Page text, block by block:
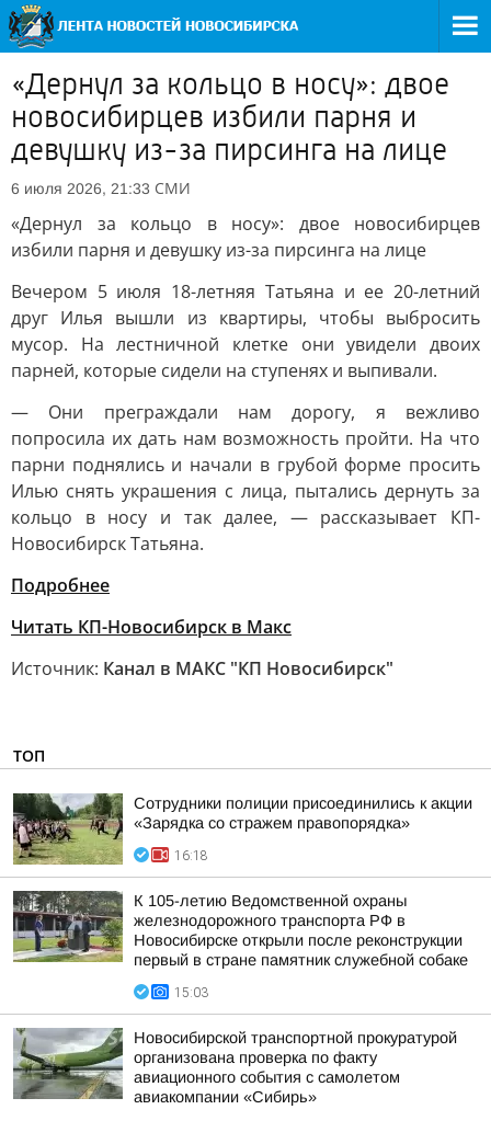
«Дернул за кольцо в носу»: двое
новосибирцев избили парня и
девушку из-за пирсинга на лице
6 июля 2026, 21:33 СМИ
«Дернул за кольцо в носу»: двое новосибирцев
избили парня и девушку из-за пирсинга на лице
Вечером 5 июля 18-летняя Татьяна и ее 20-летний
друг Илья вышли из квартиры, чтобы выбросить
мусор. На лестничной клетке они увидели двоих
парней, которые сидели на ступенях и выпивали.
— Они преграждали нам дорогу, я вежливо
попросила их дать нам возможность пройти. На что
парни поднялись и начали в грубой форме просить
Илью снять украшения с лица, пытались дернуть за
кольцо в носу и так далее, — рассказывает КП-
Новосибирск Татьяна.
Подробнее
Читать КП-Новосибирск в Mакс
Источник: Канал в МАКС "КП Новосибирск"
ТОП
Сотрудники полиции присоединились к акции
«Зарядка со стражем правопорядка»
16:18
К 105-летию Ведомственной охраны
железнодорожного транспорта РФ в
Новосибирске открыли после реконструкции
первый в стране памятник служебной собаке
15:03
Новосибирской транспортной прокуратурой
организована проверка по факту
авиационного события с самолетом
авиакомпании «Сибирь»